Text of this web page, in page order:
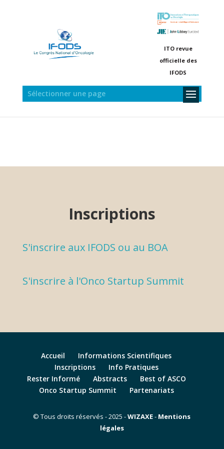
ITO revue
officielle des
IFODS
Sélectionner une page
Inscriptions
S'inscrire aux IFODS ou au BOA
S'inscrire à l'Onco Startup Summit
Accueil
Informations Scientifiques
Inscriptions
Info Pratiques
Rester Informé
Abstracts
Best of ASCO
Onco Startup Summit
Partenariats
© Tous droits réservés - 2025 -WIZAXE- Mentions
légales